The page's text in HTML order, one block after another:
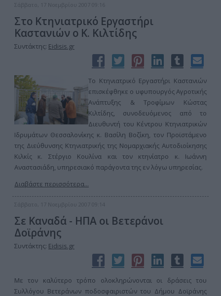
Σάββατο, 17 Νοεμβρίου 2007 09:16
Στο Κτηνιατρικό Εργαστήρι
Καστανιών ο Κ. Κιλτίδης
Συντάκτης: Eidisis.gr
Το Κτηνιατρικό Εργαστήρι Καστανιών
επισκέφθηκε ο υφυπουργός Αγροτικής
Ανάπτυξης & Τροφίμων Κώστας
Κιλτίδης, συνοδευόμενος από το
Διευθυντή του Κέντρου Κτηνιατρικών
Ιδρυμάτων Θεσσαλονίκης κ. Βασίλη Βοζίκη, τον Προϊστάμενο
της Διεύθυνσης Κτηνιατρικής της Νομαρχιακής Αυτοδιοίκησης
Κιλκίς κ. Στέργιο Κουλίνα και τον κτηνίατρο κ. Ιωάννη
Αναστασιάδη, υπηρεσιακό παράγοντα της εν λόγω υπηρεσίας.
Διαβάστε περισσότερα...
Σάββατο, 17 Νοεμβρίου 2007 09:14
Σε Καναδά - ΗΠΑ οι Βετεράνοι
Δοϊράνης
Συντάκτης: Eidisis.gr
Με τον καλύτερο τρόπο ολοκληρώνονται οι δράσεις του
Συλλόγου Βετεράνων ποδοσφαιριστών του Δήμου Δοϊράνης